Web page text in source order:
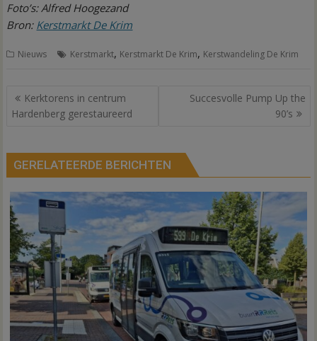
Foto’s: Alfred Hoogezand
Bron: Kerstmarkt De Krim
Nieuws Kerstmarkt, Kerstmarkt De Krim, Kerstwandeling De Krim
Bericht
navigatie
Kerktorens in centrum
Hardenberg gerestaureerd
Succesvolle Pump Up the
90’s
GERELATEERDE BERICHTEN